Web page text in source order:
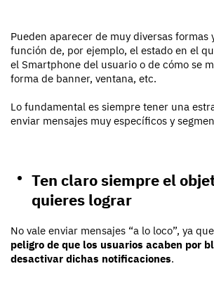
Pueden aparecer de muy diversas formas
función de, por ejemplo, el estado en el
el Smartphone del usuario o de cómo se
forma de banner, ventana, etc.
Lo fundamental es siempre tener una
enviar mensajes muy específicos y
Ten claro siempre el
quieres lograr
No vale enviar mensajes “a lo loco”, ya que
peligro de que los usuarios acaben por
desactivar dichas notificaciones.